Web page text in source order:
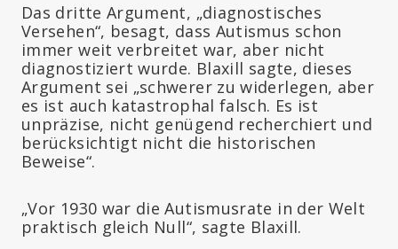
Das dritte Argument, „diagnostisches
Versehen“, besagt, dass Autismus schon
immer weit verbreitet war, aber nicht
diagnostiziert wurde. Blaxill sagte, dieses
Argument sei „schwerer zu widerlegen, aber
es ist auch katastrophal falsch. Es ist
unpräzise, nicht genügend recherchiert und
berücksichtigt nicht die historischen
Beweise“.
„Vor 1930 war die Autismusrate in der Welt
praktisch gleich Null“, sagte Blaxill.